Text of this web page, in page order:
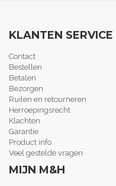
KLANTEN SERVICE
Contact
Bestellen
Betalen
Bezorgen
Ruilen en retourneren
Herroepingsrecht
Klachten
Garantie
Product info
Veel gestelde vragen
MIJN M&H